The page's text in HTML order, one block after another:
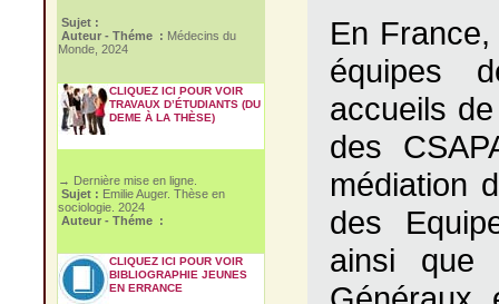
Sujet :
Auteur - Théme : Médecins du
Monde, 2024
CLIQUEZ ICI POUR VOIR
TRAVAUX D’ÉTUDIANTS (DU
DEME À LA THÈSE)
→ Dernière mise en ligne.
Sujet : Emilie Auger. Thèse en
sociologie. 2024
Auteur - Théme :
CLIQUEZ ICI POUR VOIR
BIBLIOGRAPHIE JEUNES
EN ERRANCE
En
équipes
accueils
des
médiation
des
ainsi que